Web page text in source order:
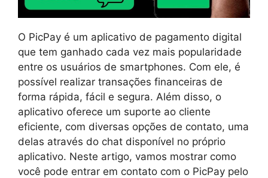
O PicPay é um aplicativo de pagamento digital
que tem ganhado cada vez mais popularidade
entre os usuários de smartphones. Com ele, é
possível realizar transações financeiras de
forma rápida, fácil e segura. Além disso, o
aplicativo oferece um suporte ao cliente
eficiente, com diversas opções de contato, uma
delas através do chat disponível no próprio
aplicativo. Neste artigo, vamos mostrar como
você pode entrar em contato com o PicPay pelo